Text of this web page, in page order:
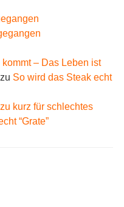
– Das Leben ist
zu So wird das Steak echt
kurz für schlechtes
“Grate”